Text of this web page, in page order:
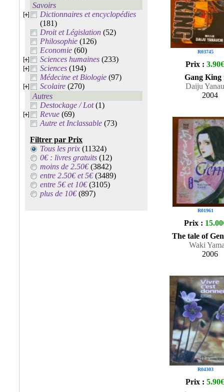
Savoirs
Dictionnaires et encyclopédies
(181)
Droit et Législation (52)
Philosophie (126)
Economie (60)
Sciences humaines (233)
Sciences (194)
Médecine et Biologie (97)
Scolaire (270)
Autres
Destockage / Lot(1)
Revue (69)
Autre et Inclassable (73)
Filtrer par Prix
Tous les prix (11324)
0€ : livres gratuits (12)
moins de 2.50€(3842)
entre 2.50€ et 5€(3489)
entre 5€ et 10€(3105)
plus de 10€(897)
R03745
Prix : 3.90€
Gang King
Daiju
2004
R01961
Prix :
The tale of
Waki
2006
R04303
Prix : 5.90€